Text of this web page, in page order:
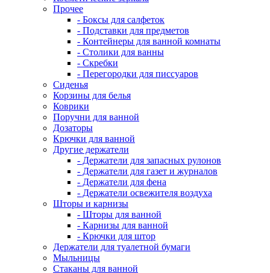
Прочее
- Боксы для салфеток
- Подставки для предметов
- Контейнеры для ванной комнаты
- Столики для ванны
- Скребки
- Перегородки для писсуаров
Сиденья
Корзины для белья
Коврики
Поручни для ванной
Дозаторы
Крючки для ванной
Другие держатели
- Держатели для запасных рулонов
- Держатели для газет и журналов
- Держатели для фена
- Держатели освежителя воздуха
Шторы и карнизы
- Шторы для ванной
- Карнизы для ванной
- Крючки для штор
Держатели для туалетной бумаги
Мыльницы
Стаканы для ванной